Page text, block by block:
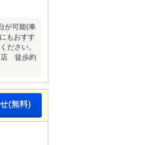
が可能(車
もおすす
ださい。
店 徒歩約
(無料)